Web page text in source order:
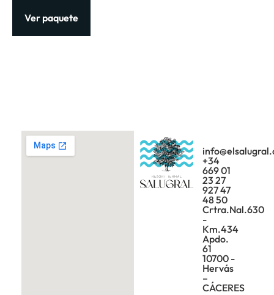
Ver paquete
+34
669 01
23 27
927 47
48 50
Crtra.Nal.630
-
Km.434
Apdo.
61
10700 -
Hervás
–
CÁCERES